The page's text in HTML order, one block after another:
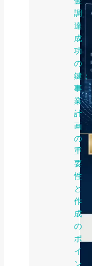
調
達
成
功
の
鍵：
事
業
計
画
の
重
要
性
と
作
成
の
ポ
イ
ン